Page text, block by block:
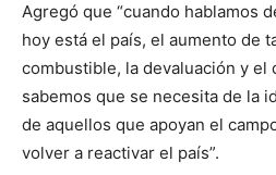
Agregó que “cuando hablamos
hoy está el país, el aumento de
combustible, la devaluación y
sabemos que se necesita de la
de aquellos que apoyan el
volver a reactivar el país”.